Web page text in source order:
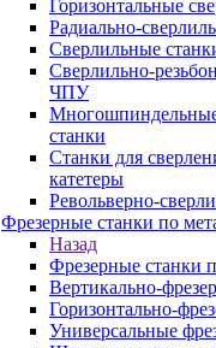
Горизонтальные
Радиально-
Сверлильные
Сверлильно-
ЧПУ
станки
Станки для
катетеры
Револьверно-
Фрезерные станки по
Назад
Фрезерные станки
Вертикально-
Горизонтально-
Универсальные